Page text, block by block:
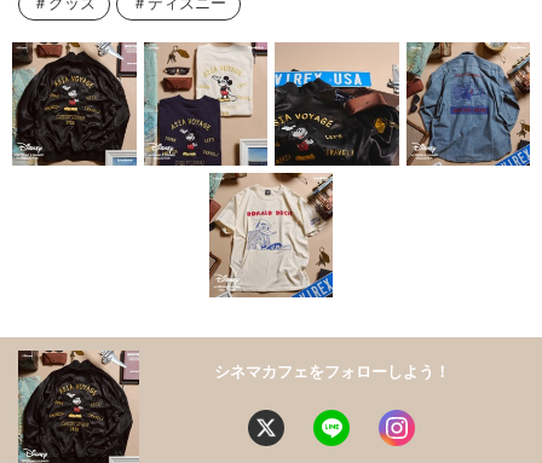
グッズ ディズニー
シネマカフェをフォローしよう！